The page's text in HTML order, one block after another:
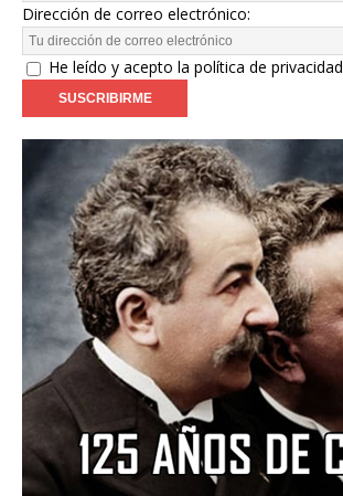
Dirección de correo electrónico:
He leído y acepto la política de privacidad